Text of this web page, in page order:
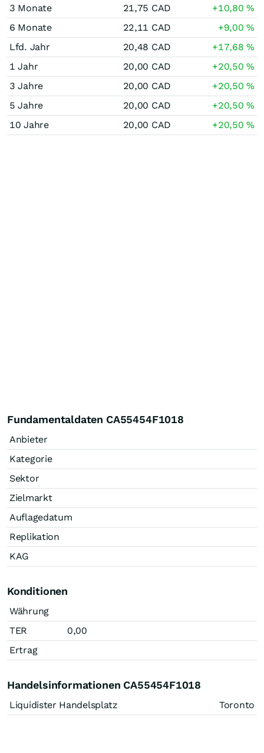
3 Monate
21,75 CAD +10,80%
6 Monate
22,11 CAD +9,00%
Lfd. Jahr
20,48 CAD +17,68%
1 Jahr
20,00 CAD +20,50%
3 Jahre
20,00 CAD +20,50%
5 Jahre
20,00 CAD +20,50%
10 Jahre
20,00 CAD +20,50%
Fundamentaldaten CA55454F1018
Anbieter
Kategorie
Sektor
Zielmarkt
Auflagedatum
Replikation
KAG
Konditionen
Währung
TER
0,00
Ertrag
Handelsinformationen CA55454F1018
Liquidister Handelsplatz Toronto